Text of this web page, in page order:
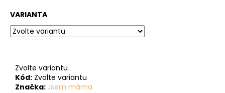
VARIANTA
Zvolte variantu
Kód: Zvolte variantu
Značka: Jsem máma